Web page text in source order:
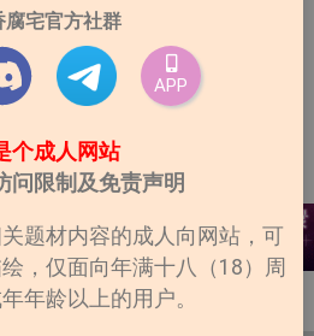
最新话数:
0(0 评分
目录
腐宅官方社群
APP
个成人网站
问限制及免责声明
题材内容的成人向网站，可
，仅面向年满十八（18）周
年龄以上的用户。